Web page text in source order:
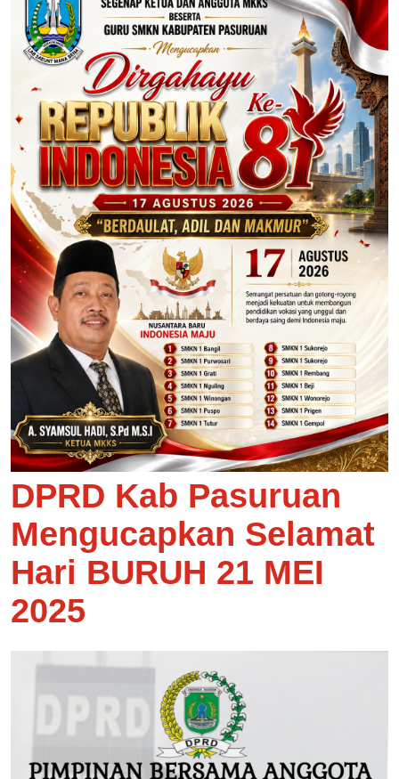
DPRD Kab Pasuruan
Mengucapkan Selamat
Hari BURUH 21 MEI
2025